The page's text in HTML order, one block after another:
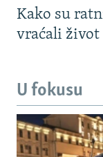
Kako su
vraćali život
U fokusu